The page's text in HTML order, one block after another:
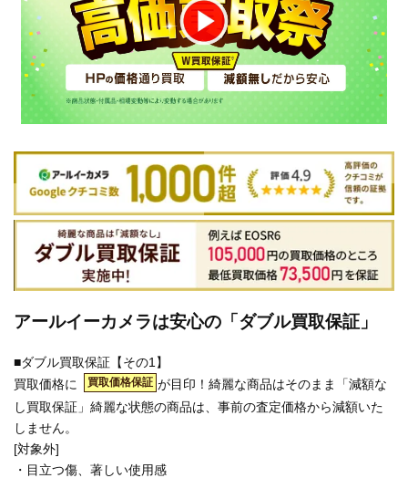
アールイーカメラは安心の「ダブル買取保証」
■ダブル買取保証【その1】
買取価格に
買取価格保証 が目印！綺麗な商品はそのまま「減額な
し買取保証」綺麗な状態の商品は、事前の査定価格から減額いた
しません。
[対象外]
・目立つ傷、著しい使用感